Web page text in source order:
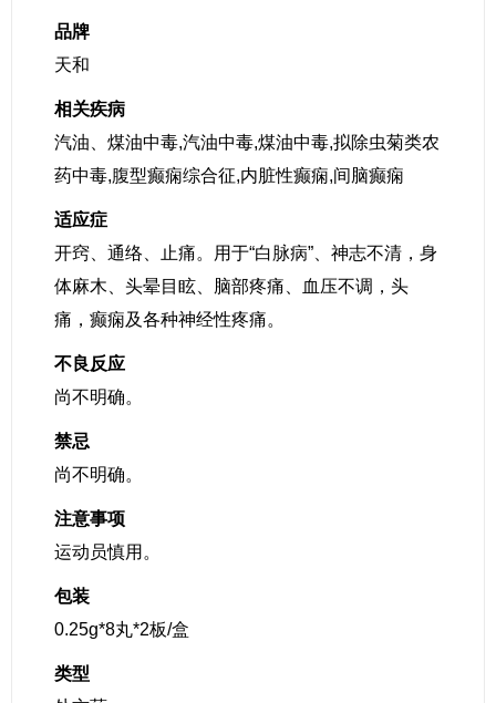
品牌
天和
相关疾病
汽油、煤油中毒,汽油中毒,煤油中毒,拟除虫菊类农
药中毒,腹型癫痫综合征,内脏性癫痫,间脑癫痫
适应症
开窍、通络、止痛。用于“白脉病”、神志不清，身
体麻木、头晕目眩、脑部疼痛、血压不调，头
痛，癫痫及各种神经性疼痛。
不良反应
尚不明确。
禁忌
尚不明确。
注意事项
运动员慎用。
包装
0.25g*8丸*2板/盒
类型